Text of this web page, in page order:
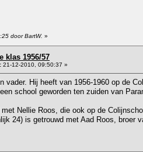
door BartW. »
klas 1956/57
21-12-2010, 09:50:37 »
vader. Hij heeft van 1956-1960 op de
school geworden ten zuiden van
Nellie Roos, die ook op de
24) is getrouwd met Aad Roos, broer